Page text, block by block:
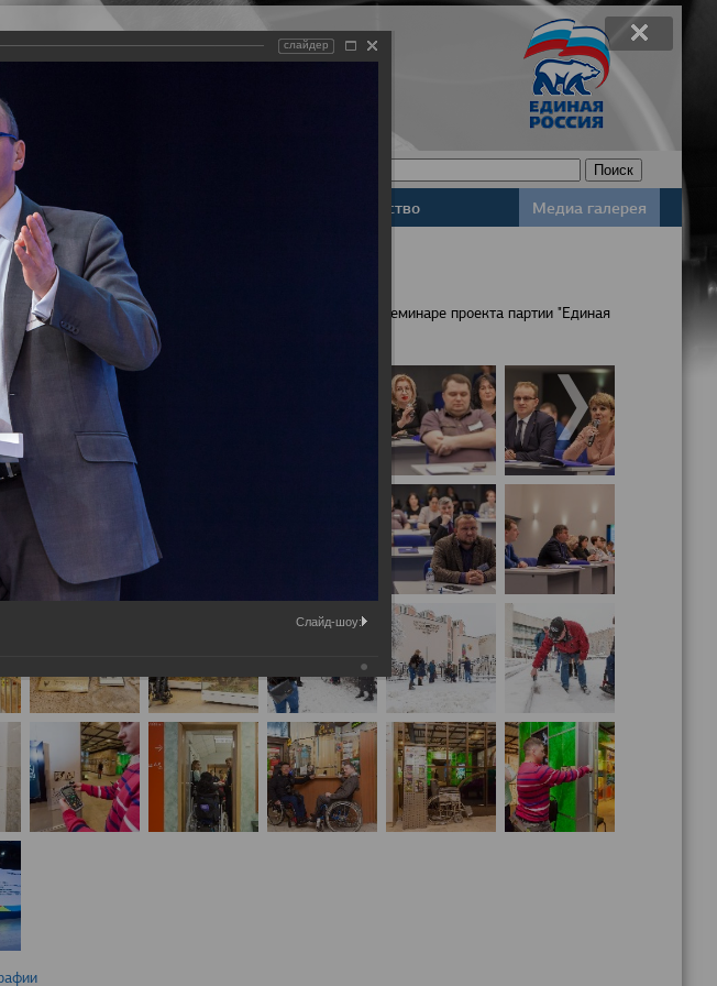
Базы данных Законодательство Медиа галерея
среда"
маломобильных групп населения обсудили на семинаре проекта партии "Единая
слайдер
Слайд-шоу: